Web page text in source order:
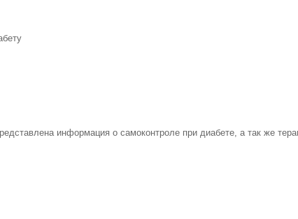
информация о самоконтроле при диабете, а так же